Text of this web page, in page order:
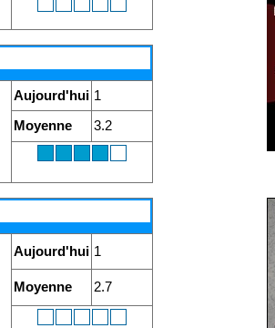
Aujourd'hui 1
Moyenne 3.2
Aujourd'hui 1
Moyenne 2.7